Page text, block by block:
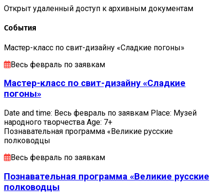
Открыт удаленный доступ к архивным документам
События
Мастер-класс по свит-дизайну «Сладкие погоны»
Весь февраль по заявкам
Мастер-класс по свит-дизайну «Сладкие
погоны»
Date and time: Весь февраль по заявкам Place: Музей
народного творчества Age: 7+
Познавательная программа «Великие русские
полководцы
Весь февраль по заявкам
Познавательная программа «Великие русские
полководцы